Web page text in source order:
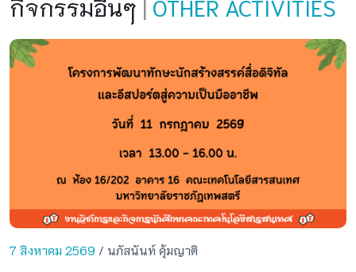
7 สิงหาคม 2569 / นภัสนันท์ คุ้มญาติ